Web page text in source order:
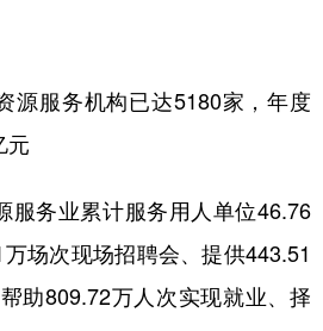
服务机构已达5180家，年度
元
务业累计服务用人单位46.76
场次现场招聘会、提供443.51
助809.72万人次实现就业、择